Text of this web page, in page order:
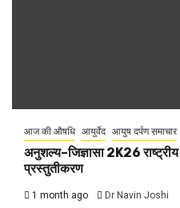
आज की औषधि आयुर्वेद आयुष दर्पण समाचार
अनुशल्य–जिज्ञासा 2K26 राष्ट्रीय
प्रस्तुतीकरण
1 month ago Dr Navin Joshi